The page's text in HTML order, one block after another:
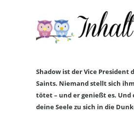
Shadow ist der Vice President
Saints. Niemand stellt sich
tötet – und er genießt es. Und
deine Seele zu sich in die